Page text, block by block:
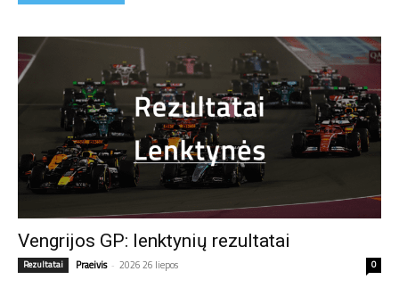
Vengrijos GP: lenktynių rezultatai
Rezultatai Praeivis - 2026 26 liepos 0